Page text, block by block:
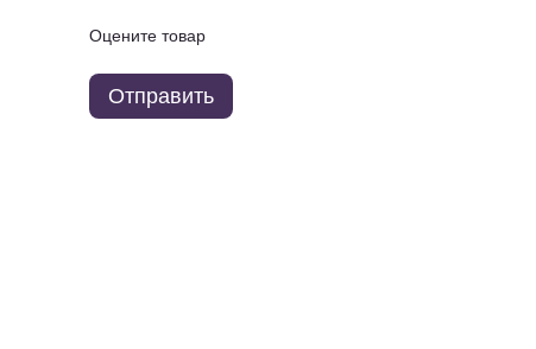
Оцените товар
Отправить